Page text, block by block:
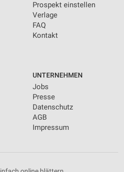
Prospekt einstellen
Verlage
FAQ
Kontakt
UNTERNEHMEN
Jobs
Presse
Datenschutz
AGB
Impressum